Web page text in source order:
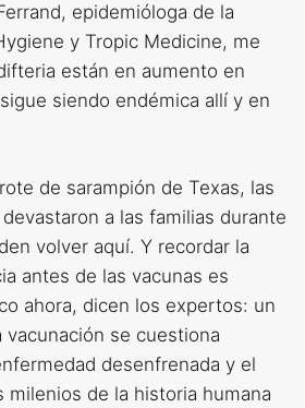
epidemióloga de la
y Tropic Medicine, me
están en aumento en
siendo endémica allí y en
de sarampión de Texas, las
a las familias durante
volver aquí. Y recordar la
antes de las vacunas es
ahora, dicen los expertos: un
se cuestiona
desenfrenada y el
milenios de la historia humana